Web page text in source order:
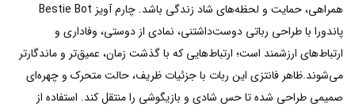
همراهی، حمایت و لحظه‌های شاد زندگی باشد. چارم آویز Bestie Bot
پاندورا با طراحی رباتی دوست‌داشتنی، نمادی از دوستی، وفاداری و
ارتباط‌های ارزشمند است؛ ارتباط‌هایی که با گذشت زمان، عمیق‌تر و ماندگارتر
می‌شوند.ظاهر فانتزی این ربات با جزئیات ظریف، حالت متحرک و چهره‌ای
صمیمی طراحی شده تا حس شادی و بازیگوشی را منتقل کند. استفاده از